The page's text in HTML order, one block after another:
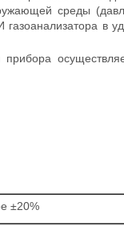
среды
в
±20%